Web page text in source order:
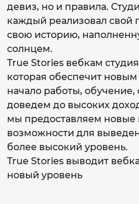
девиз, но и правила.
каждый реализовал свой
свою историю,
солнцем.
True Stories вебкам
которая обеспечит
начало работы,
доведем до высоких
мы предоставляем новые
возможности для
более высокий уровень.
True Stories выводит
новый уровень